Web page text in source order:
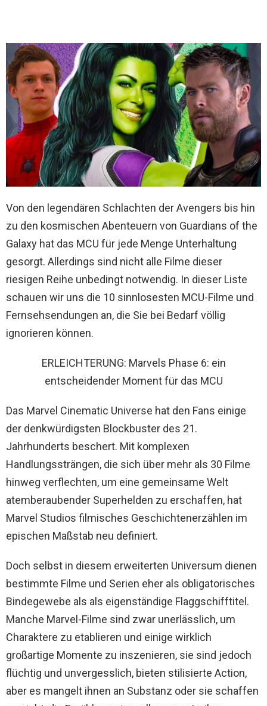
Von den legendären Schlachten der Avengers bis hin
zu den kosmischen Abenteuern von Guardians of the
Galaxy hat das MCU für jede Menge Unterhaltung
gesorgt. Allerdings sind nicht alle Filme dieser
riesigen Reihe unbedingt notwendig. In dieser Liste
schauen wir uns die 10 sinnlosesten MCU-Filme und
Fernsehsendungen an, die Sie bei Bedarf völlig
ignorieren können.
ERLEICHTERUNG: Marvels Phase 6: ein
entscheidender Moment für das MCU
Das Marvel Cinematic Universe hat den Fans einige
der denkwürdigsten Blockbuster des 21.
Jahrhunderts beschert. Mit komplexen
Handlungssträngen, die sich über mehr als 30 Filme
hinweg verflechten, um eine gemeinsame Welt
atemberaubender Superhelden zu erschaffen, hat
Marvel Studios filmisches Geschichtenerzählen im
epischen Maßstab neu definiert.
Doch selbst in diesem erweiterten Universum dienen
bestimmte Filme und Serien eher als obligatorisches
Bindegewebe als als eigenständige Flaggschifftitel.
Manche Marvel-Filme sind zwar unerlässlich, um
Charaktere zu etablieren und einige wirklich
großartige Momente zu inszenieren, sie sind jedoch
flüchtig und unvergesslich, bieten stilisierte Action,
aber es mangelt ihnen an Substanz oder sie schaffen